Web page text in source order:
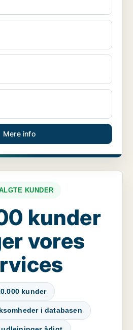
Mere info
KUNDER
kunder
vores
kunder
i databasen